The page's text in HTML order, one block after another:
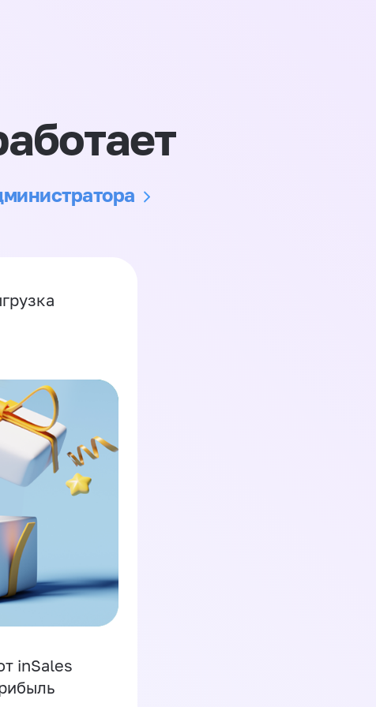
inSales